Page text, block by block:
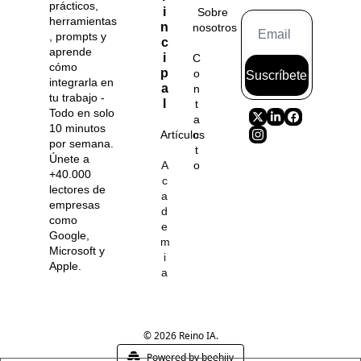
prácticos,
herramientas
, prompts y
aprende
cómo
integrarla en
tu trabajo -
Todo en solo
10 minutos
por semana.
Únete a
+40.000
lectores de
empresas
como
Google,
Microsoft y
Apple.
i
n
c
i
p
a
Artículos
A
c
a
d
e
m
i
a
Sobre
nosotros
C
o
n
t
a
c
t
o
Suscríbete
© 2026 Reino IA.
Powered by beehiiv